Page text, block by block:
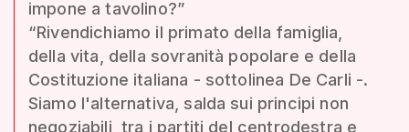
impone a tavolino?”
“Rivendichiamo il primato della famiglia,
della vita, della sovranità popolare e della
Costituzione italiana - sottolinea De Carli -.
Siamo l'alternativa, salda sui principi non
negoziabili, tra i partiti del centrodestra e